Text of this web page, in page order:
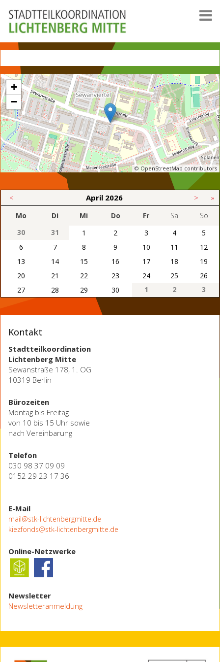
+
−
© OpenStreetMap contributors
< April 2026 > »
Mo Di Mi Do Fr Sa
So
30
31 1 2 3 4
5
6
7 8 9 10 11
12
13
14 15 16 17 18
19
20
21 22 23 24 25
26
27
28 29 30 1 2 3
Kontakt
Stadtteilkoordination
Lichtenberg Mitte
Sewanstraße 178, 1. OG
10319 Berlin
Bürozeiten
Montag bis Freitag
von 10 bis 15 Uhr sowie
nach Vereinbarung
Telefon
030 98 37 09 09
0152 29 23 17 36
E-Mail
mail@stk-lichtenbergmitte.de
kiezfonds@stk-lichtenbergmitte.de
Online-Netzwerke
Newsletter
Newsletteranmeldung